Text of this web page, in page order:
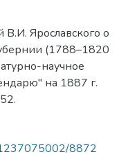
Ярославского о
(1788–1820
научное
на 1887 г.
1237075002/8872